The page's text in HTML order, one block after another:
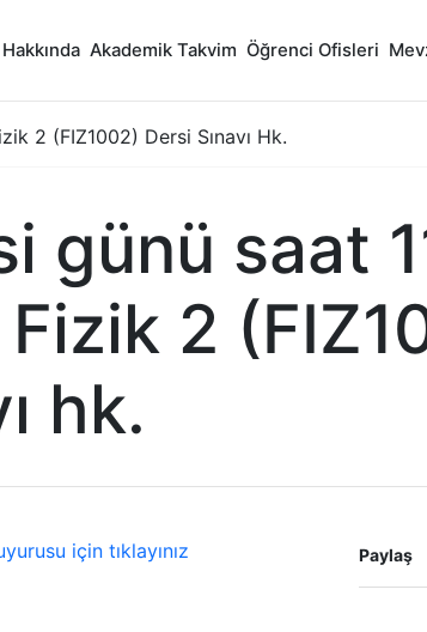
Akademik Takvim Öğrenci Ofisleri
2 (FIZ1002) Dersi Sınavı Hk.
günü saat
2
hk.
için tıklayınız Paylaş